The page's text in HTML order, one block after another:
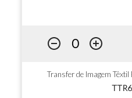
Transfer de Imagem